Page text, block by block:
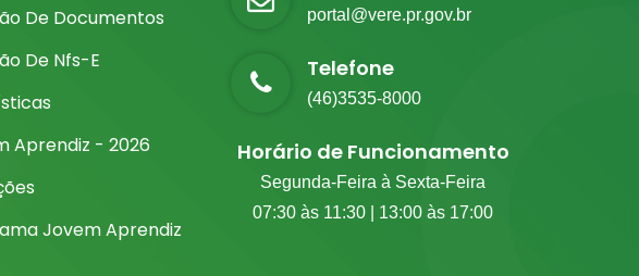
De Documentos
De Nfs-E
Aprendiz - 2026
Jovem Aprendiz
portal@vere.pr.gov.br
Telefone
(46)3535-8000
Horário de Funcionamento
Segunda-Feira à Sexta-Feira
07:30 às 11:30 | 13:00 às 17:00